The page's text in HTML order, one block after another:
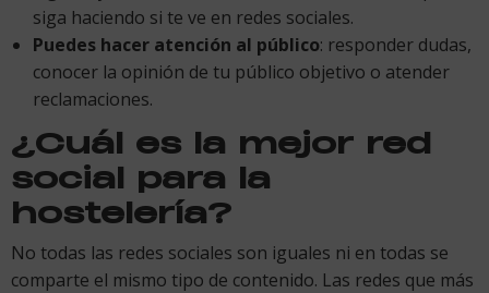
siga haciendo si te ve en redes sociales.
Puedes hacer atención al público: responder dudas,
conocer la opinión de tu público objetivo o atender
reclamaciones.
¿Cuál es la mejor red
social para la
hostelería?
No todas las redes sociales son iguales ni en todas se
comparte el mismo tipo de contenido. Las redes que más